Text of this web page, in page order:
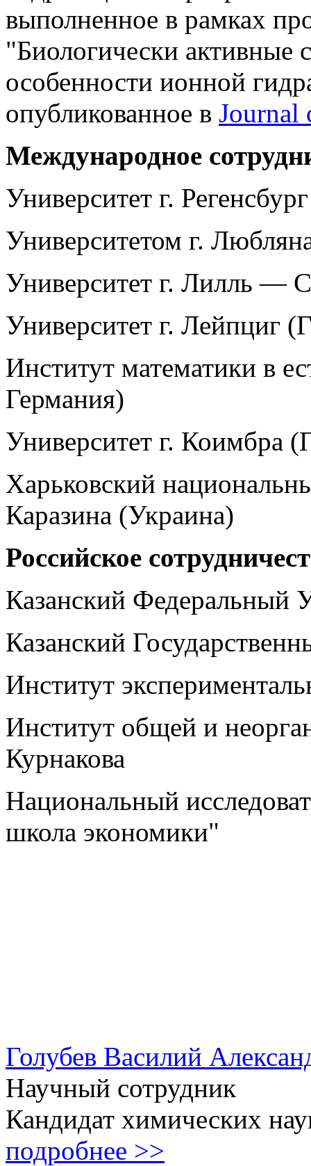
выполненное в рамках
"Биологически активные
особенности ионной
опубликованное в Journal
Международное
Университет г.
Университетом г.
Университет г. Лилль —
Университет г. Лейпциг
Институт математики в
Германия)
Университет г. Коимбра
Харьковский
Каразина (Украина)
Российское
Казанский Федеральный
Казанский
Институт
Институт общей и
Курнакова
Национальный
школа экономики"
Голубев Василий
Научный сотрудник
Кандидат химических
подробнее >>